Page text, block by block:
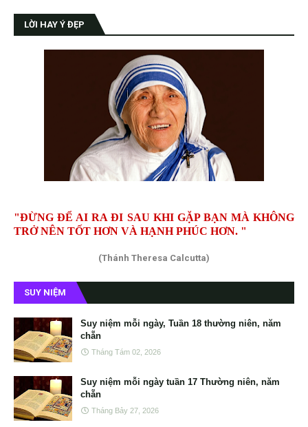
LỜI HAY Ý ĐẸP
"ĐỪNG ĐỂ AI RA ĐI SAU KHI GẶP BẠN MÀ KHÔNG
TRỞ NÊN TỐT HƠN VÀ HẠNH PHÚC HƠN. "
(Thánh Theresa Calcutta)
SUY NIỆM
Suy niệm mỗi ngày, Tuần 18 thường niên, năm
chẵn
Tháng Tám 02, 2026
Suy niệm mỗi ngày tuần 17 Thường niên, năm
chẵn
Tháng Bảy 27, 2026